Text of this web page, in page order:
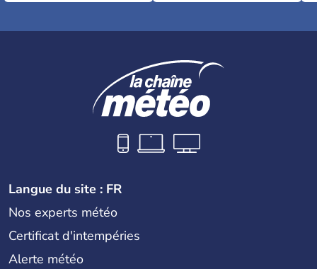
Langue du site : FR
Nos experts météo
Certificat d'intempéries
Alerte météo